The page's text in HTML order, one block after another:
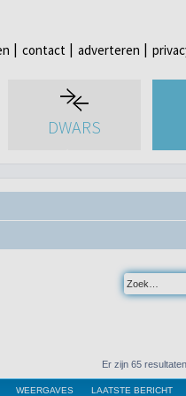
contact adverteren
DWARS
Er zijn 65
WEERGAVES LAATSTE BERICHT